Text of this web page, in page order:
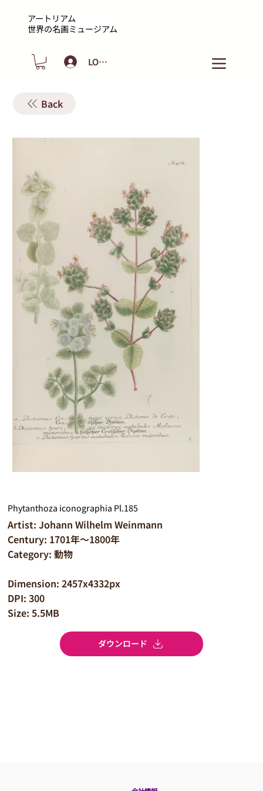
アートリアム
​世界の名画ミュージアム
LOGIN
Back
Phytanthoza iconographia Pl.185
Artist: Johann Wilhelm Weinmann
Century: 1701年～1800年
Category: 動物
Dimension: 2457x4332px
DPI: 300
Size: 5.5MB
ダウンロード